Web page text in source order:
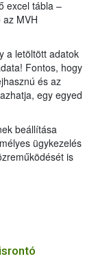
excel tábla –
MVH
a letöltött adatok
Fontos, hogy
és az
egy egyed
beállítása
ügykezelés
is